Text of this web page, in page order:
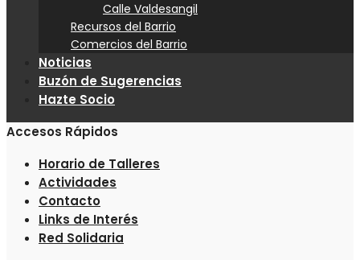
Calle Valdesangil
Recursos del Barrio
Comercios del Barrio
Noticias
Buzón de Sugerencias
Hazte Socio
Accesos Rápidos
Horario de Talleres
Actividades
Contacto
Links de Interés
Red Solidaria